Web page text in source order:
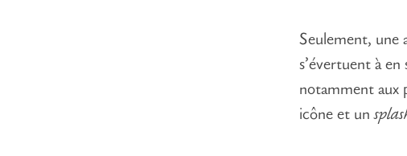
Seulement, une
s’évertuent à
notamment aux
icône et un